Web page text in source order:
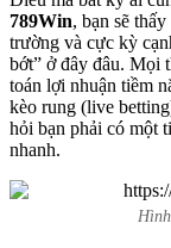
789Win, bạn sẽ
trường và cực kỳ
bớt” ở đây đâu. Mọi
toán lợi nhuận tiềm
kèo rung (live
hỏi bạn phải có một
nhanh.